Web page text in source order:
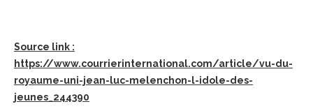
Source link :
https://www.courrierinternational.com/article/vu-du-
royaume-uni-jean-luc-melenchon-l-idole-des-
jeunes_244390